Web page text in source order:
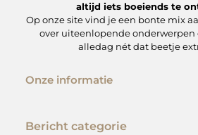
altijd iets boeiends te
Op onze site vind je een bonte mix
over uiteenlopende onderwerpen
alledag nét dat beetje
Onze informatie
Bericht categorie